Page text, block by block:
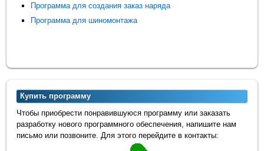
Программа для создания заказ наряда
Программа для шиномонтажа
Купить программу
Чтобы приобрести понравившуюся программу или заказать
разработку нового программного обеспечения, напишите нам
письмо или позвоните. Для этого перейдите в контакты: